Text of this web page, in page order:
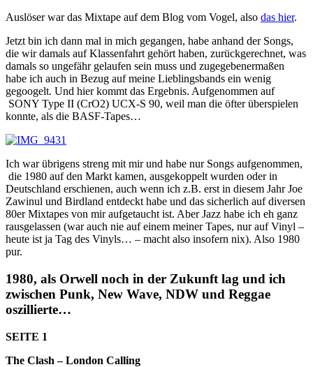
Auslöser war das Mixtape auf dem Blog vom Vogel, also das hier.
Jetzt bin ich dann mal in mich gegangen, habe anhand der Songs,
die wir damals auf Klassenfahrt gehört haben, zurückgerechnet, was
damals so ungefähr gelaufen sein muss und zugegebenermaßen
habe ich auch in Bezug auf meine Lieblingsbands ein wenig
gegoogelt. Und hier kommt das Ergebnis. Aufgenommen auf
SONY Type II (CrO2) UCX-S 90, weil man die öfter überspielen
konnte, als die BASF-Tapes…
Ich war übrigens streng mit mir und habe nur Songs aufgenommen,
die 1980 auf den Markt kamen, ausgekoppelt wurden oder in
Deutschland erschienen, auch wenn ich z.B. erst in diesem Jahr Joe
Zawinul und Birdland entdeckt habe und das sicherlich auf diversen
80er Mixtapes von mir aufgetaucht ist. Aber Jazz habe ich eh ganz
rausgelassen (war auch nie auf einem meiner Tapes, nur auf Vinyl –
heute ist ja Tag des Vinyls… – macht also insofern nix). Also 1980
pur.
1980, als Orwell noch in der Zukunft lag und ich
zwischen Punk, New Wave, NDW und Reggae
oszillierte…
SEITE 1
The Clash – London Calling